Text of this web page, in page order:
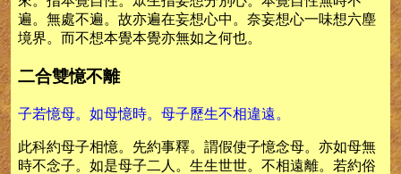
遍。無處不遍。故亦遍在妄想心中。奈妄想心一味想六塵
境界。而不想本覺本覺亦無如之何也。
二合雙憶不離
子若憶母。如母憶時。母子歷生不相違遠。
此科約母子相憶。先約事釋。謂假使子憶念母。亦如母無
時不念子。如是母子二人。生生世世。不相遠離。若約俗